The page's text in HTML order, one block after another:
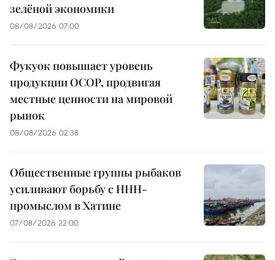
зелёной экономики
08/08/2026 07:00
Фукуок повышает уровень
продукции OCOP, продвигая
местные ценности на мировой
рынок
08/08/2026 02:38
Общественные группы рыбаков
усиливают борьбу с ННН-
промыслом в Хатине
07/08/2026 22:00